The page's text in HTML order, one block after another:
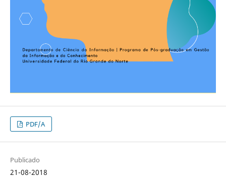
PDF/A
Publicado
21-08-2018